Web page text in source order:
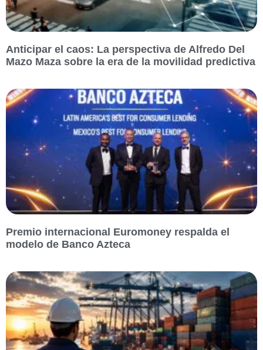
Anticipar el caos: La perspectiva de Alfredo Del
Mazo Maza sobre la era de la movilidad predictiva
Premio internacional Euromoney respalda el
modelo de Banco Azteca